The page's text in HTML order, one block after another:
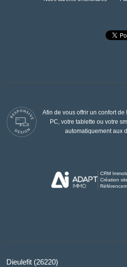
Afin de vous offrir un confort
PC, votre tablette ou votre
automatiquement aux
CRM
Création
Dieulefit (26220)